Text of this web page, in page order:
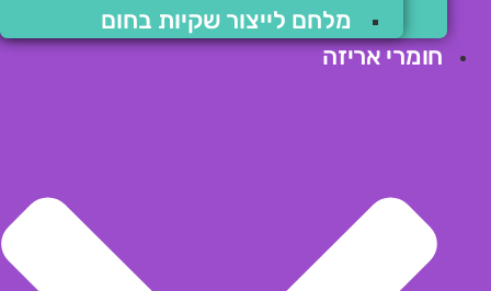
מלחם לייצור שקיות בחום
חומרי אריזה